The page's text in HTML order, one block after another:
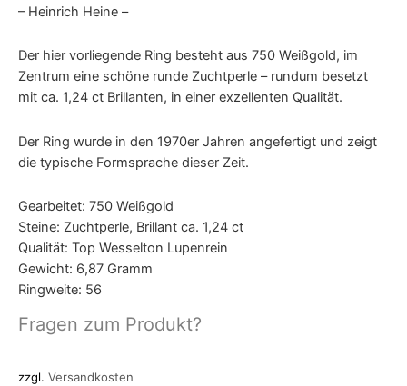
– Heinrich Heine –
Der hier vorliegende Ring besteht aus 750 Weißgold, im
Zentrum eine schöne runde Zuchtperle – rundum besetzt
mit ca. 1,24 ct Brillanten, in einer exzellenten Qualität.
Der Ring wurde in den 1970er Jahren angefertigt und zeigt
die typische Formsprache dieser Zeit.
Gearbeitet: 750 Weißgold
Steine: Zuchtperle, Brillant ca. 1,24 ct
Qualität: Top Wesselton Lupenrein
Gewicht: 6,87 Gramm
Ringweite: 56
Fragen zum Produkt?
zzgl. Versandkosten